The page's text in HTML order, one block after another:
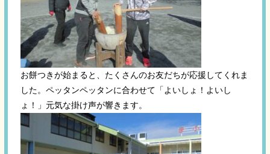
お餅つきが始まると、たくさんのお友だちが応援してくれま
した。ペッタンペッタンに合わせて「よいしょ！よいし
ょ！」元気な掛け声が響きます。